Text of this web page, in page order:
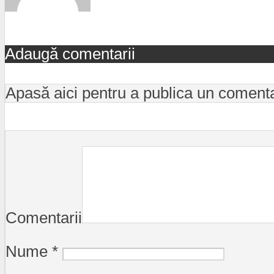
Adaugă comentarii
Apasă aici pentru a publica un
Comentarii
Nume *